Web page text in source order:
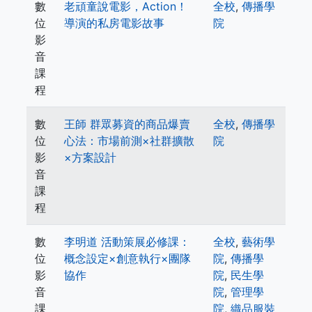
數
位
影
音
課
程
老頑童說電影，Action！
導演的私房電影故事
全校, 傳播學
院
數
位
影
音
課
程
王師 群眾募資的商品爆賣
心法：市場前測×社群擴散
×方案設計
全校, 傳播學
院
數
位
影
音
課
李明道 活動策展必修課：
概念設定×創意執行×團隊
協作
全校, 藝術學
院, 傳播學
院, 民生學
院, 管理學
院, 織品服裝